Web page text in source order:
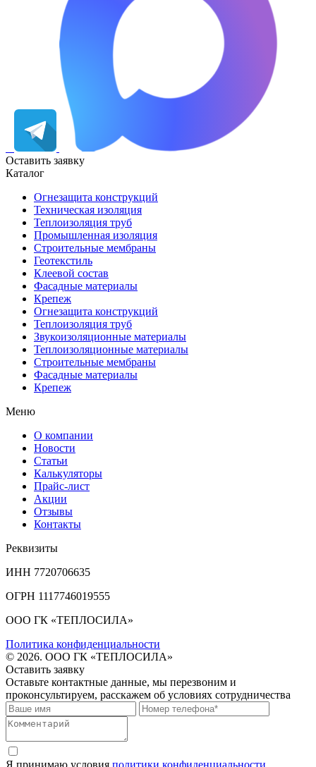
Оставить заявку
Каталог
Огнезащита конструкций
Техническая изоляция
Теплоизоляция труб
Промышленная изоляция
Строительные мембраны
Геотекстиль
Клеевой состав
Фасадные материалы
Крепеж
Огнезащита конструкций
Теплоизоляция труб
Звукоизоляционные материалы
Теплоизоляционные материалы
Строительные мембраны
Фасадные материалы
Крепеж
Меню
О компании
Новости
Статьи
Калькуляторы
Прайс-лист
Акции
Отзывы
Контакты
Реквизиты
ИНН 7720706635
ОГРН 1117746019555
ООО ГК «ТЕПЛОСИЛА»
Политика конфиденциальности
© 2026. ООО ГК «ТЕПЛОСИЛА»
Оставить заявку
Оставьте контактные данные, мы перезвоним и
проконсультируем, расскажем об условиях сотрудничества
Я принимаю условия политики конфиденциальности